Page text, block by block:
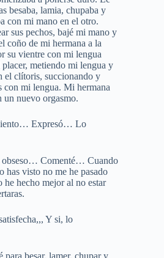
besaba, lamia, chupaba y
con mi mano en el otro.
sus pechos, bajé mi mano y
coño de mi hermana a la
su vientre con mi lengua
metiendo mi lengua y
el clítoris, succionando y
con mi lengua. Mi hermana
nuevo orgasmo.
Expresó… Lo
obseso… Comenté… Cuando
has visto no me he pasado
he hecho mejor al no estar
Y si, lo